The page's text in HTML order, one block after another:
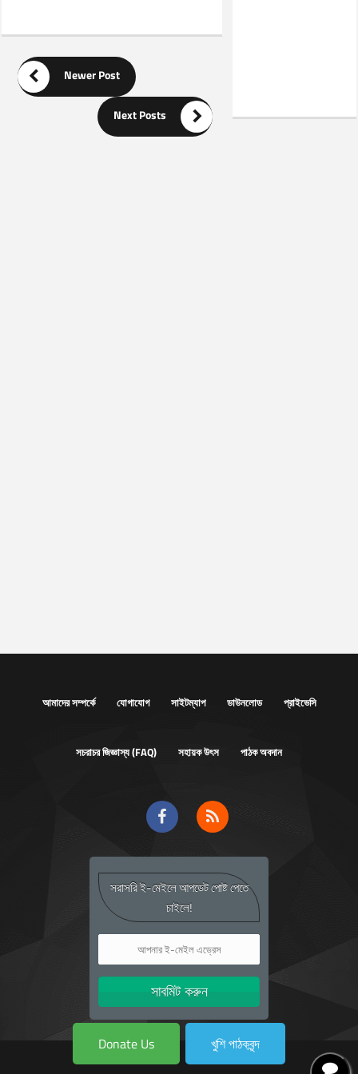
 Newer Post
Next Posts 
আমাদের সম্পর্কে যোগাযোগ সাইটম্যাপ ডাউনলোড প্রাইভেসি
সচরাচর জিজ্ঞাস্য (FAQ) সহায়ক উৎস পাঠক অবদান
সরাসরি ই-মেইলে আপডেট পোষ্ট পেতে
চাইলে!
Donate Us খুশি পাঠকবৃন্দ